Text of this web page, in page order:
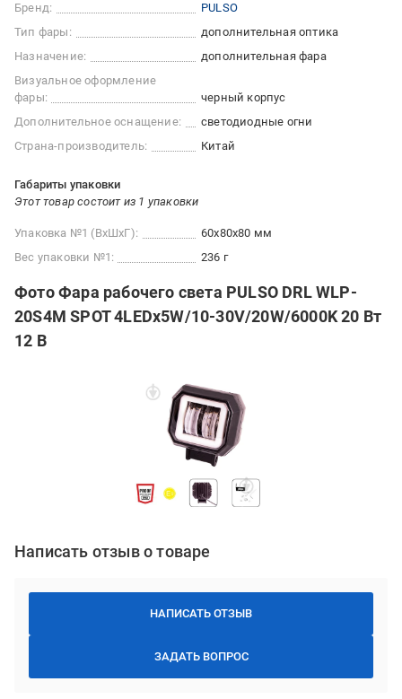
Бренд:
PULSO
Тип фары:
дополнительная оптика
Назначение:
дополнительная фара
Визуальное оформление
фары:
черный корпус
Дополнительное оснащение:
светодиодные огни
Страна-производитель:
Китай
Габариты упаковки
Этот товар состоит из 1 упаковки
Упаковка №1 (ВхШхГ):
60x80x80 мм
Вес упаковки №1:
236 г
Фото Фара рабочего света PULSO DRL WLP-
20S4M SPOT 4LEDx5W/10-30V/20W/6000K 20 Вт
12 В
Написать отзыв о товаре
НАПИСАТЬ ОТЗЫВ
ЗАДАТЬ ВОПРОС